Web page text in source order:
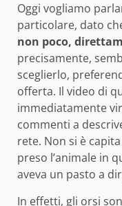
Oggi vogliamo
particolare, dato
non poco,
precisamente,
sceglierlo,
offerta. Il video di
immediatamente
commenti a
rete. Non si è
preso l’animale in
aveva un pasto a
In effetti, gli orsi